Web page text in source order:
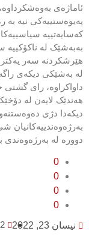
ئاماژەی
پەیوەستییەکی نیە بە
کەسایەتییە
بەبەشێک لە
هێرشکردنە سەر یەکتر
لە بەشێکی دیکەی
داواکراوە، رای
هەندێک لایەن لە
دیکەدا دژی
دوورە لە بەرژەوەندی
0
0
0
0
نیسان 23, 2022